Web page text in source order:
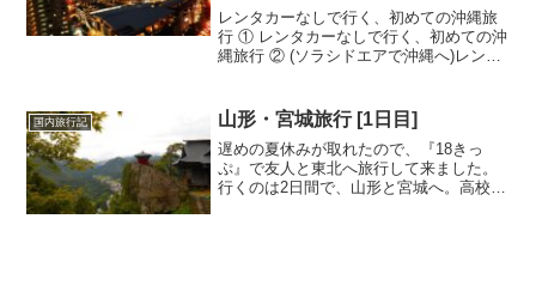
レンタカーなしで行く、初めての沖縄旅
行 ① レンタカーなしで行く、初めての沖
縄旅行 ② (ソラシドエアで沖縄へ)レンタ
行く、初めての沖縄旅行 ④ (波の上ビー
チに...
国内旅行記 山形・宮城旅行 [1日目]
遅めの夏休みが取れたので、『18きっ
ぷ』で友人と東北へ旅行して来ました。
行くのは2日間で、山形と宮城へ。高校の